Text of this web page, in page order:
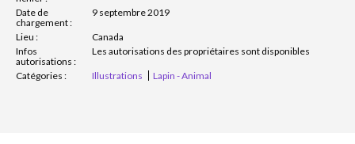
Date de
chargement :
9 septembre 2019
Lieu :
Canada
Infos
autorisations :
Les autorisations des propriétaires sont disponibles
Catégories : Illustrations Lapin - Animal